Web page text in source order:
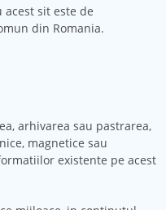
sit este de
din Romania.
arhivarea sau pastrarea,
magnetice sau
existente pe acest